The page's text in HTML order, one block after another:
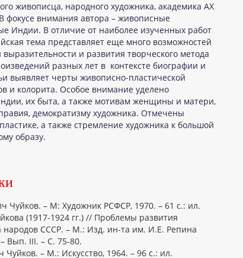
живописца, народного художника, академика АХ
фокусе внимания автора – живописные
Индии. В отличие от наиболее изученных работ
тема представляет еще много возможностей
и развития творческого метода
разных лет в контексте биографии и
выявляет черты живописно-пластической
и колорита. Особое внимание уделено
их быта, а также мотивам женщины и матери,
демократизму художника. Отмечены
а также стремление художника к большой
образу.
Чуйков. – М: Художник РСФСР, 1970. – 61 с.: ил.
(1917-1924 гг.) // Проблемы развития
народов СССР. – М.: Изд. ин-та им. И.Е. Репина
Вып. III. – С. 75-80.
– М.: Искусство, 1964. – 96 с.: ил.